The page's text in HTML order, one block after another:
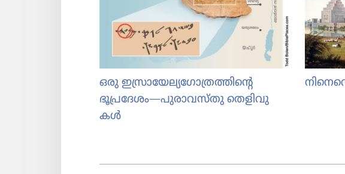
ഒരു ഇസ്രാ​യേ​ല്യ​ഗോ​ത്ര​ത്തി​ന്റെ
ഭൂപ്രദേശം—പുരാവസ്‌തു തെളി​വു​
കൾ